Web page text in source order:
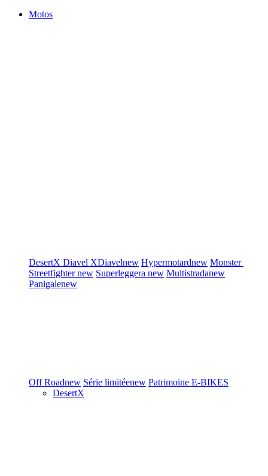
Motos
DesertX Diavel XDiavelnew Hypermotardnew Monster
Streetfighternew Superleggera new Multistradanew
Panigalenew
Off Roadnew Série limitéenew Patrimoine E-BIKES
DesertX